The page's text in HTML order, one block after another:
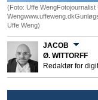
(Foto: Uffe
Uffe Weng)
JACOB
Ø. WITTORFF
Redaktør for